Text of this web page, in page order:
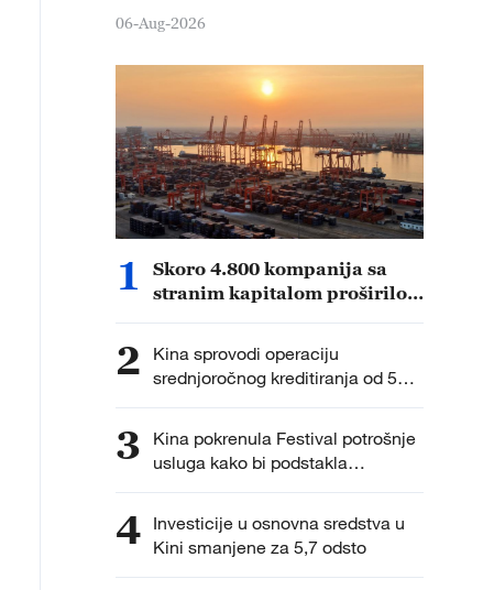
dana
06-Aug-2026
1
Skoro 4.800 kompanija sa
stranim kapitalom proširilo
2
Kina sprovodi operaciju
srednjoročnog kreditiranja od 500
milijardi juana radi održavanja
3
Kina pokrenula Festival potrošnje
usluga kako bi podstakla
potrošnju
4 Investicije u osnovna sredstva u
Kini smanjene za 5,7 odsto